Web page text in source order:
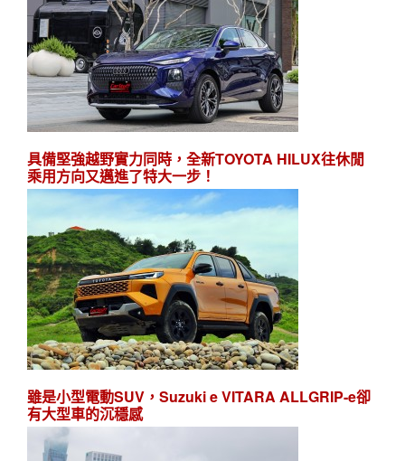
具備堅強越野實力同時，全新TOYOTA HILUX往休閒
乘用方向又邁進了特大一步！
雖是小型電動SUV，Suzuki e VITARA ALLGRIP-e卻
有大型車的沉穩感